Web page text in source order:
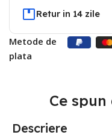
Retur in 14 zile
Metode de
plata
Ce
Descriere